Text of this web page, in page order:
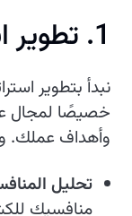
1. تطوير استراتيجية بناء الروابط
نبدأ بتطوير
خصيصًا لمجال
وأهداف عملك.
تحليل
منافسيك